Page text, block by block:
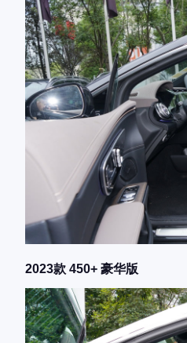
2023款 450+ 豪华版